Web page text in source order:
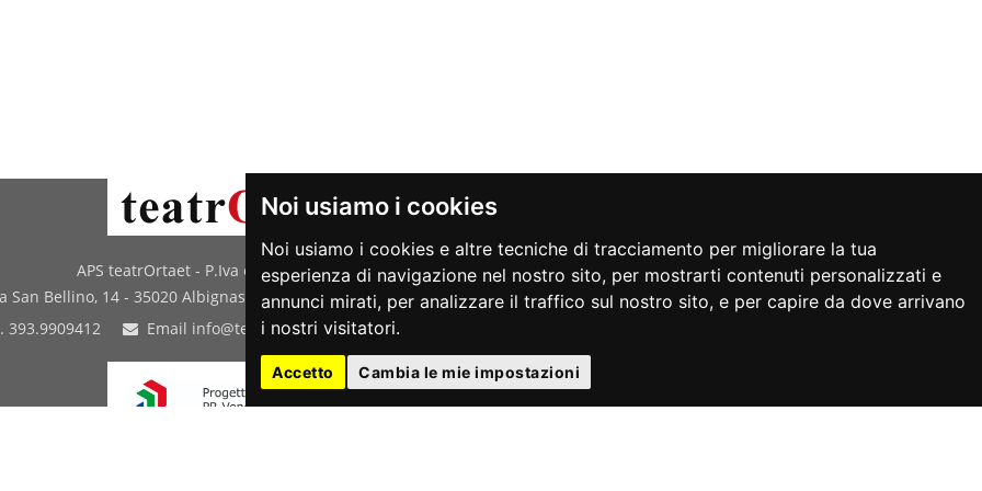
Noi usiamo i cookies
Noi usiamo i cookies e altre tecniche di tracciamento per migliorare la tua
esperienza di navigazione nel nostro sito, per mostrarti contenuti personalizzati e
annunci mirati, per analizzare il traffico sul nostro sito, e per capire da dove arrivano
i nostri visitatori.
Accetto Cambia le mie impostazioni
APS teatrOrtaet - P.Iva e Cod.Fis. 03933420287
Bellino, 14 - 35020 Albignasego (PD) - Sede legale: Via Puglie, 2 35030 Rubano (PD)
393.9909412
Email info@teatrortaet.it PEC